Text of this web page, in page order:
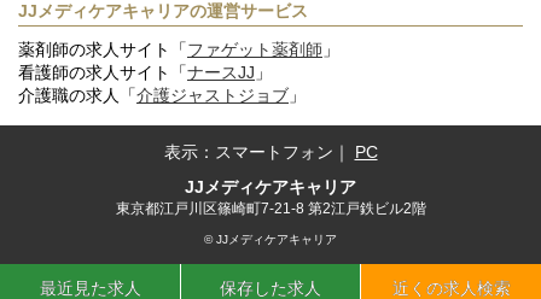
JJメディケアキャリアの運営サービス
薬剤師の求人サイト「ファゲット薬剤師 」
看護師の求人サイト「ナースJJ 」
介護職の求人「介護ジャストジョブ 」
表示： スマートフォン ｜ PC
JJメディケアキャリア
東京都江戸川区篠崎町7-21-8 第2江戸鉄ビル2階
© JJメディケアキャリア
最近見た求人 保存した求人 近くの求人検索